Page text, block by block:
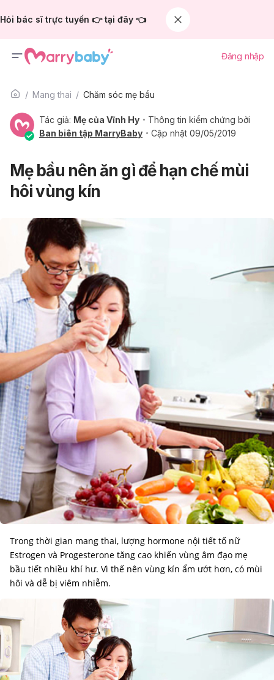
Hỏi bác sĩ trực tuyến 👉 tại đây 👈
Đăng nhập
Mang thai Chăm sóc mẹ bầu
Tác giả: Mẹ của Vĩnh Hy
Thông tin kiểm chứng bởi
Ban biên tập MarryBaby
Cập nhật 09/05/2019
Mẹ bầu nên ăn gì để hạn chế mùi
hôi vùng kín
Trong thời gian mang thai, lượng hormone nội tiết tố nữ
Estrogen và Progesterone tăng cao khiến vùng âm đạo mẹ
bầu tiết nhiều khí hư. Vì thế nên vùng kín ẩm ướt hơn, có mùi
hôi và dễ bị viêm nhiễm.